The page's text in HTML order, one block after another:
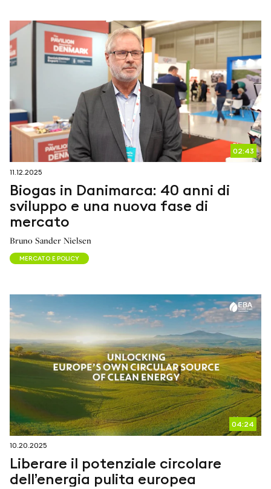
02:43
11.12.2025
Biogas in Danimarca: 40 anni di
sviluppo e una nuova fase di
mercato
Bruno Sander Nielsen
MERCATO E POLICY
04:24
10.20.2025
Liberare il potenziale circolare
dell’energia pulita europea